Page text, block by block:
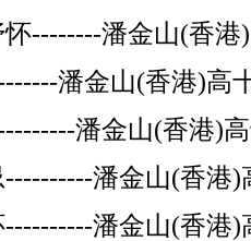
--------潘金山(香
潘金山(香港)高
潘金山(香港)
潘金山(香港
潘金山(香港